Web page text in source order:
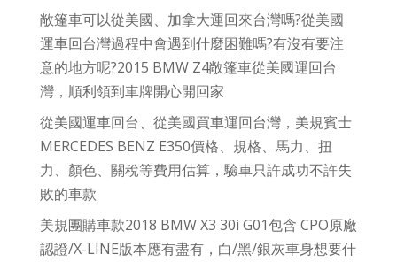
敞篷車可以從美國、加拿大運回來台灣嗎?從美國
運車回台灣過程中會遇到什麼困難嗎?有沒有要注
意的地方呢?2015 BMW Z4敞篷車從美國運回台
灣，順利領到車牌開心開回家
從美國運車回台、從美國買車運回台灣，美規賓士
MERCEDES BENZ E350價格、規格、馬力、扭
力、顏色、關稅等費用估算，驗車只許成功不許失
敗的車款
美規團購車款2018 BMW X3 30i G01包含 CPO原廠
認證/X-LINE版本應有盡有，白/黑/銀灰車身想要什